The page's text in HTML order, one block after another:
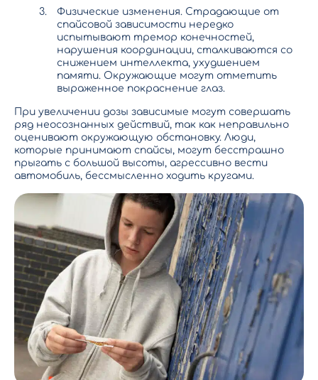
Физические изменения. Страдающие от
спайсовой зависимости нередко
испытывают тремор конечностей,
нарушения координации, сталкиваются со
снижением интеллекта, ухудшением
памяти. Окружающие могут отметить
выраженное покраснение глаз.
При увеличении дозы зависимые могут совершать
ряд неосознанных действий, так как неправильно
оценивают окружающую обстановку. Люди,
которые принимают спайсы, могут бесстрашно
прыгать с большой высоты, агрессивно вести
автомобиль, бессмысленно ходить кругами.